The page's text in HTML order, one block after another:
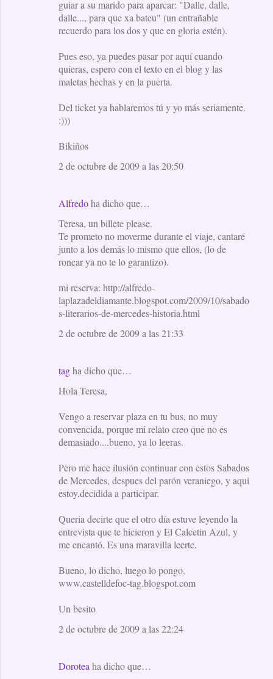
guiar a su marido para aparcar: "Dalle, dalle,
dalle..., para que xa bateu" (un entrañable
recuerdo para los dos y que en gloria estén).
Pues eso, ya puedes pasar por aquí cuando
quieras, espero con el texto en el blog y las
maletas hechas y en la puerta.
Del ticket ya hablaremos tú y yo más seriamente.
:)))
Bikiños
2 de octubre de 2009 a las 20:50
Alfredoha dicho que…
Teresa, un billete please.
Te prometo no moverme durante el viaje, cantaré
junto a los demás lo mismo que ellos, (lo de
roncar ya no te lo garantizo).
mi reserva: http://alfredo-
laplazadeldiamante.blogspot.com/2009/10/sabado
s-literarios-de-mercedes-historia.html
2 de octubre de 2009 a las 21:33
tagha dicho que…
Hola Teresa,
Vengo a reservar plaza en tu bus, no muy
convencida, porque mi relato creo que no es
demasiado....bueno, ya lo leeras.
Pero me hace ilusión continuar con estos Sabados
de Mercedes, despues del parón veraniego, y aqui
estoy,decidida a participar.
Queria decirte que el otro día estuve leyendo la
entrevista que te hicieron y El Calcetin Azul, y
me encantó. Es una maravilla leerte.
Bueno, lo dicho, luego lo pongo.
www.castelldefoc-tag.blogspot.com
Un besito
2 de octubre de 2009 a las 22:24
Dorotea ha dicho que…